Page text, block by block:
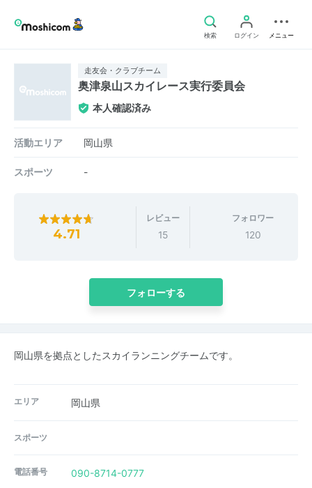
検索 ログイン メニュー
走友会・クラブチーム
奥津泉山スカイレース実行委員会
本人確認済み
活動エリア 岡山県
スポーツ -
4.71
レビュー
15
フォロワー
120
フォローする
岡山県を拠点としたスカイランニングチームです。
エリア 岡山県
スポーツ
電話番号 090-8714-0777